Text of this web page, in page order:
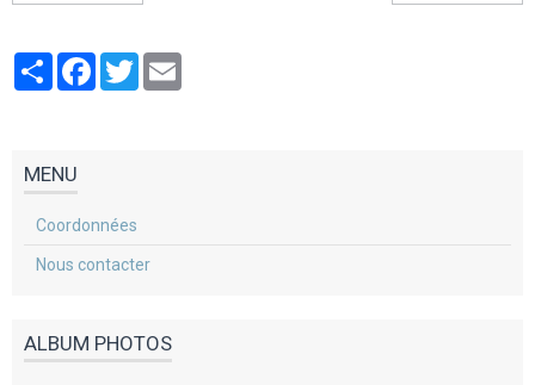
PartagerFacebook
Twitter
MENU
Coordonnées
Nous contacter
ALBUM PHOTOS